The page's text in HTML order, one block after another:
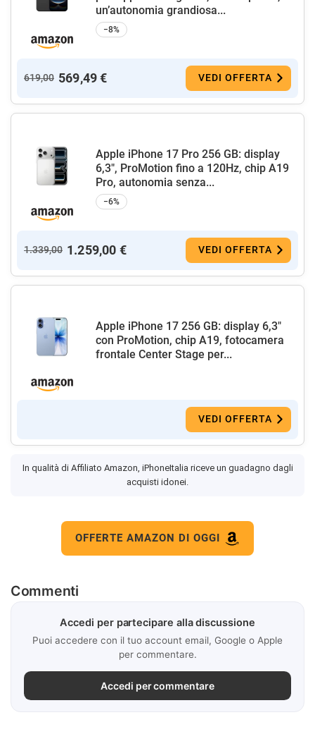
un’autonomia grandiosa...
−8%
619,00 569,49 € VEDI OFFERTA
Apple iPhone 17 Pro 256 GB: display
6,3", ProMotion fino a 120Hz, chip A19
Pro, autonomia senza...
−6%
1.339,00 1.259,00 € VEDI OFFERTA
Apple iPhone 17 256 GB: display 6,3"
con ProMotion, chip A19, fotocamera
frontale Center Stage per...
VEDI OFFERTA
In qualità di Affiliato Amazon, iPhoneItalia riceve un guadagno dagli
acquisti idonei.
OFFERTE AMAZON DI OGGI
Commenti
Accedi per partecipare alla discussione
Puoi accedere con il tuo account email, Google o Apple
per commentare.
Accedi per commentare